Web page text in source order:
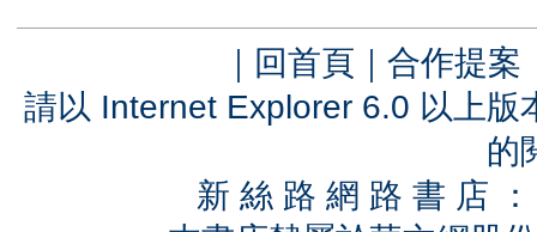
｜ 回首頁 ｜ 合作提案
請以 Internet Explorer 6.0 以上
的
新 絲 路 網 路 書 店